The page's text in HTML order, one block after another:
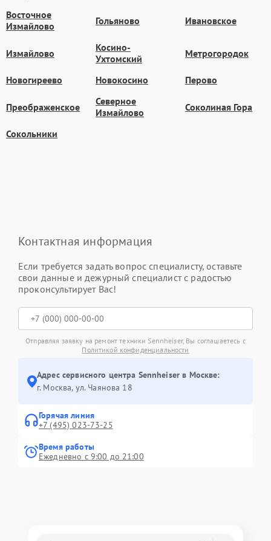
Восточное
Измайлово
Гольяново Ивановское
Измайлово
Косино-
Ухтомский
Метрогородок
Новогиреево Новокосино Перово
Преображенское
Северное
Измайлово
Соколиная Гора
Сокольники
Контактная информация
Если требуется задать вопрос специалисту, оставьте
свои данные и дежурный специалист с радостью
проконсультирует Вас!
Отправляя заявку на ремонт техники Sennheiser, Вы соглашаетесь с
Политикой конфиденциальности
Адрес сервисного центра Sennheiser в Москве:
г. Москва, ул. Чаянова 18
Горячая линия
+7 (495) 023-73-25
Время работы
Ежедневно с 9:00 до 21:00